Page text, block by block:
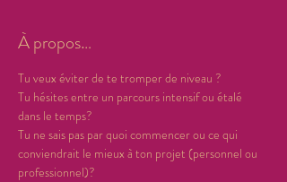
À propos…
Tu veux éviter de te tromper de niveau ?
Tu hésites entre un parcours intensif ou étalé
dans le temps?
Tu ne sais pas par quoi commencer ou ce qui
conviendrait le mieux à ton projet (personnel ou
professionnel)?